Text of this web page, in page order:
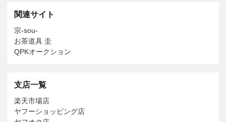
関連サイト
宗-sou-
お茶道具 圭
QPKオークション
支店一覧
楽天市場店
ヤフーショッピング店